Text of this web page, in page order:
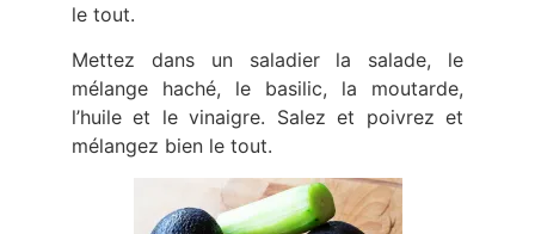
le tout.
Mettez dans un saladier la salade, le
mélange haché, le basilic, la moutarde,
l’huile et le vinaigre. Salez et poivrez et
mélangez bien le tout.